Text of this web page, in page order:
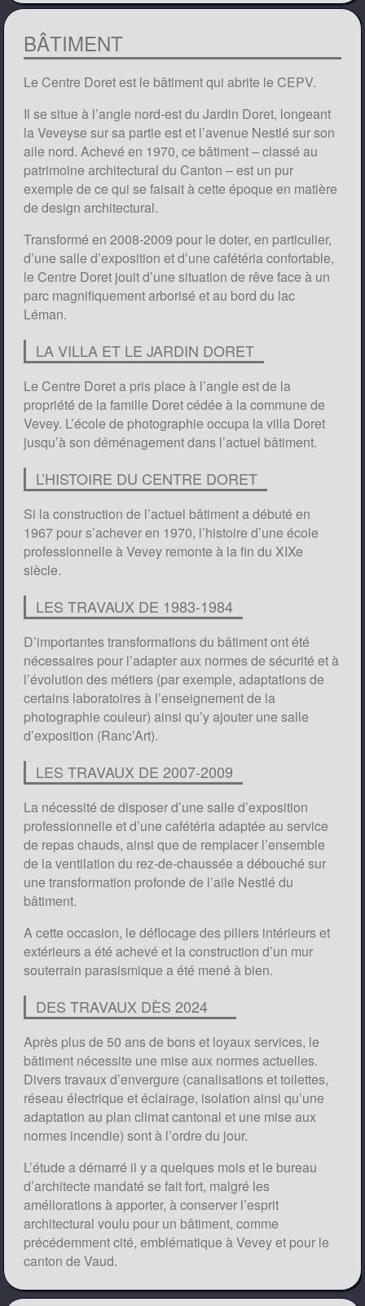
BÂTIMENT
Le Centre Doret est le bâtiment qui abrite le CEPV.
Il se situe à l’angle nord-est du Jardin Doret, longeant
la Veveyse sur sa partie est et l’avenue Nestlé sur son
aile nord. Achevé en 1970, ce bâtiment – classé au
patrimoine architectural du Canton – est un pur
exemple de ce qui se faisait à cette époque en matière
de design architectural.
Transformé en 2008-2009 pour le doter, en particulier,
d’une salle d’exposition et d’une cafétéria confortable,
le Centre Doret jouit d’une situation de rêve face à un
parc magnifiquement arborisé et au bord du lac
Léman.
LA VILLA ET LE JARDIN DORET
Le Centre Doret a pris place à l’angle est de la
propriété de la famille Doret cédée à la commune de
Vevey. L’école de photographie occupa la villa Doret
jusqu’à son déménagement dans l’actuel bâtiment.
L’HISTOIRE DU CENTRE DORET
Si la construction de l’actuel bâtiment a débuté en
1967 pour s’achever en 1970, l’histoire d’une école
professionnelle à Vevey remonte à la fin du XIXe
siècle.
LES TRAVAUX DE 1983-1984
D’importantes transformations du bâtiment ont été
nécessaires pour l’adapter aux normes de sécurité et à
l’évolution des métiers (par exemple, adaptations de
certains laboratoires à l’enseignement de la
photographie couleur) ainsi qu’y ajouter une salle
d’exposition (Ranc’Art).
LES TRAVAUX DE 2007-2009
La nécessité de disposer d’une salle d’exposition
professionnelle et d’une cafétéria adaptée au service
de repas chauds, ainsi que de remplacer l’ensemble
de la ventilation du rez-de-chaussée a débouché sur
une transformation profonde de l’aile Nestlé du
bâtiment.
A cette occasion, le déflocage des piliers intérieurs et
extérieurs a été achevé et la construction d’un mur
souterrain parasismique a été mené à bien.
DES TRAVAUX DÈS 2024
Après plus de 50 ans de bons et loyaux services, le
bâtiment nécessite une mise aux normes actuelles.
Divers travaux d’envergure (canalisations et toilettes,
réseau électrique et éclairage, isolation ainsi qu’une
adaptation au plan climat cantonal et une mise aux
normes incendie) sont à l’ordre du jour.
L’étude a démarré il y a quelques mois et le bureau
d’architecte mandaté se fait fort, malgré les
améliorations à apporter, à conserver l’esprit
architectural voulu pour un bâtiment, comme
précédemment cité, emblématique à Vevey et pour le
canton de Vaud.